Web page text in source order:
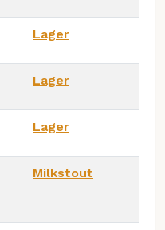
Lager
Lager
Lager
Milkstout